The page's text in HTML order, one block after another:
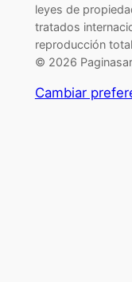
leyes de
tratados
reproducción
© 2026
Cambiar